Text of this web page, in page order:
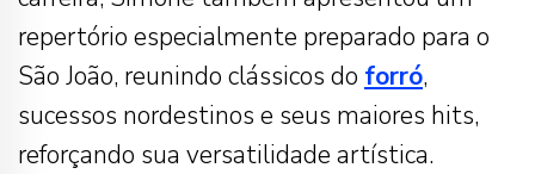
repertório especialmente preparado para o
São João, reunindo clássicos do forró,
sucessos nordestinos e seus maiores hits,
reforçando sua versatilidade artística.